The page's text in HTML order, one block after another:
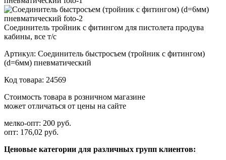
Соединитель тройник с фитингом для пистолета продува
кабины, все т/с
Артикул: Соединитель быстросъем (тройник с фитингом)
(d=6мм) пневматический
Код товара: 24569
Стоимость товара в розничном магазине
может отличаться от цены на сайте
мелко-опт: 200 руб.
опт: 176,02 руб.
Ценовые категории для различных групп клиентов: